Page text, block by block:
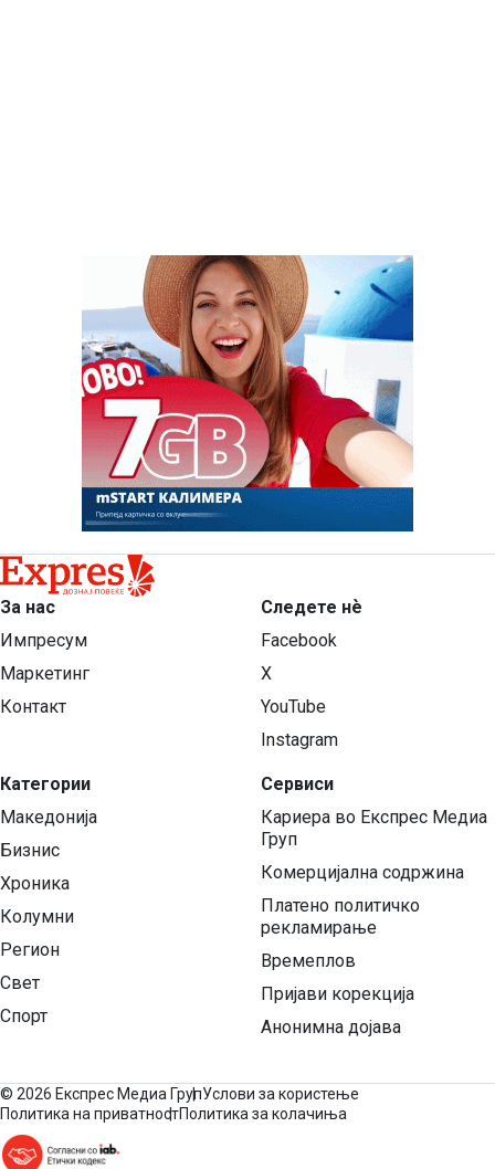
За нас
Импресум
Маркетинг
Контакт
Категории
Македонија
Бизнис
Хроника
Колумни
Регион
Свет
Спорт
Следете нѐ
Facebook
X
YouTube
Instagram
Сервиси
Кариера во Експрес Медиа
Груп
Комерцијална содржина
Платено политичко
рекламирање
Времеплов
Пријави корекција
Анонимна дојава
© 2026 Експрес Медиа ГрупУслови за користење
Политика на приватностПолитика за колачиња